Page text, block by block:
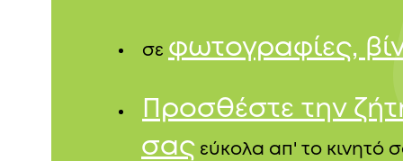
σε φωτογραφίες,
Προσθέστε την
σας εύκολα απ' το κινητό